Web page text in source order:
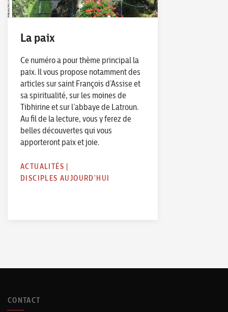
La paix
Ce numéro a pour thème principal la
paix. Il vous propose notamment des
articles sur saint François d’Assise et
sa spiritualité, sur les moines de
Tibhirine et sur l’abbaye de Latroun.
Au fil de la lecture, vous y ferez de
belles découvertes qui vous
apporteront paix et joie.
ACTUALITÉS |
DISCIPLES AUJOURD'HUI
CONTACT